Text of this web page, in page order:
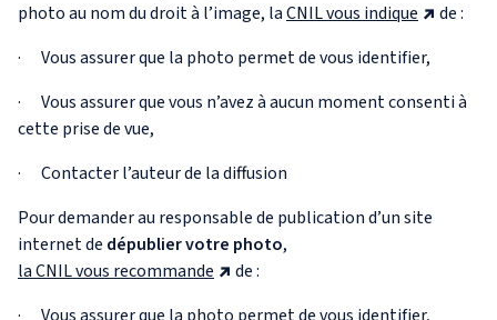
photo au nom du droit à l’image, laCNIL vous indique
de :
· Vous assurer que la photo permet de vous identifier,
· Vous assurer que vous n’avez à aucun moment consenti à
cette prise de vue,
· Contacter l’auteur de la diffusion
Pour demander au responsable de publication d’un site
internet de dépublier votre photo,
la CNIL vous recommande
de :